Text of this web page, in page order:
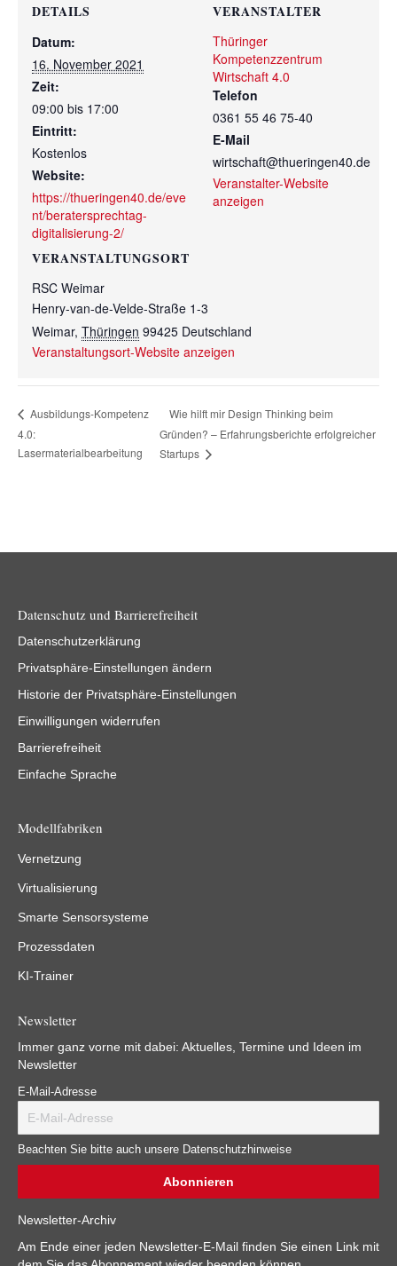
DETAILS
Datum:
16. November 2021
Zeit:
09:00 bis 17:00
Eintritt:
Kostenlos
Website:
https://thueringen40.de/eve
nt/beratersprechtag-
digitalisierung-2/
VERANSTALTUNGSORT
RSC Weimar
Henry-van-de-Velde-Straße 1-3
Weimar, Thüringen 99425 Deutschland
Veranstaltungsort-Website anzeigen
VERANSTALTER
Thüringer
Kompetenzzentrum
Wirtschaft 4.0
Telefon
0361 55 46 75-40
E-Mail
wirtschaft@thueringen40.de
Veranstalter-Website
anzeigen
Ausbildungs-Kompetenz
4.0:
Lasermaterialbearbeitung
Wie hilft mir Design Thinking beim
Gründen? – Erfahrungsberichte erfolgreicher
Startups
Datenschutz und Barrierefreiheit
Datenschutzerklärung
Privatsphäre-Einstellungen ändern
Historie der Privatsphäre-Einstellungen
Einwilligungen widerrufen
Barrierefreiheit
Einfache Sprache
Modellfabriken
Vernetzung
Virtualisierung
Smarte Sensorsysteme
Prozessdaten
KI-Trainer
Newsletter
Immer ganz vorne mit dabei: Aktuelles, Termine und Ideen im
Newsletter
E-Mail-Adresse
Beachten Sie bitte auch unsere Datenschutzhinweise
Newsletter-Archiv
Am Ende einer jeden Newsletter-E-Mail finden Sie einen Link mit